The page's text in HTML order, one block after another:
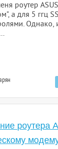
роутер
а для 5 ггц
Однако,
роутера